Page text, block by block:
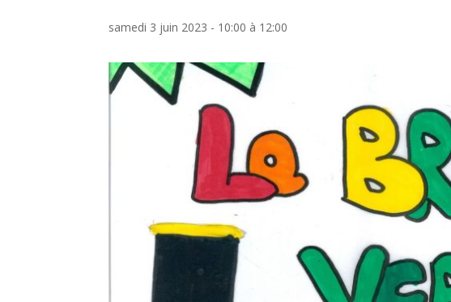
samedi 3 juin 2023 - 10:00 à 12:00